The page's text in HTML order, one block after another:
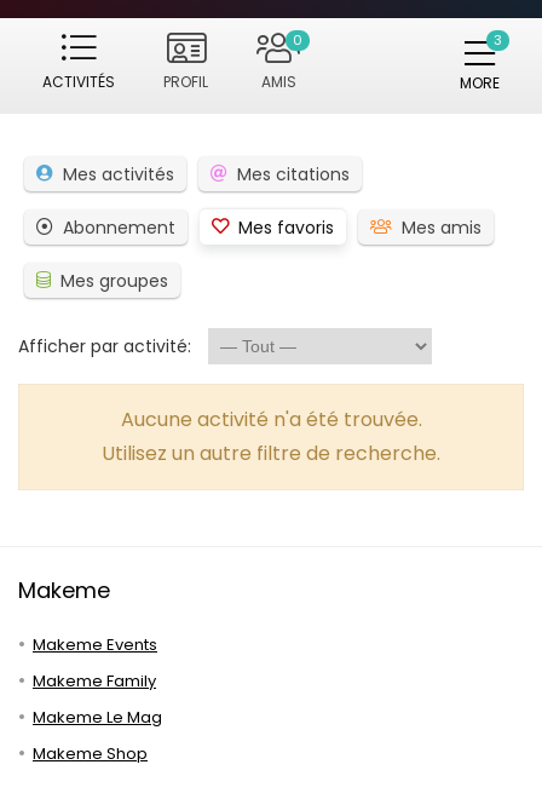
ACTIVITÉS PROFIL AMIS
0
MORE
Mes activités Mes citations
Abonnement Mes favoris Mes amis
Mes groupes
Afficher par activité:
Aucune activité n'a été trouvée.
Utilisez un autre filtre de recherche.
Makeme
Makeme Events
Makeme Family
Makeme Le Mag
Makeme Shop